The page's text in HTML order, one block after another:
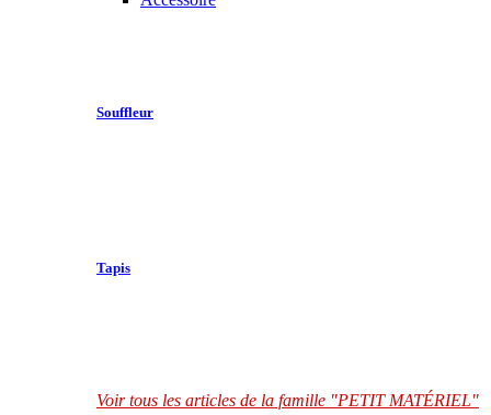
Souffleur
Tapis
Voir tous les articles de la famille "PETIT MATÉRIEL"